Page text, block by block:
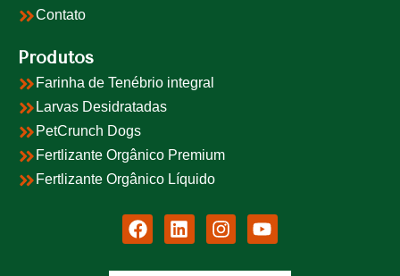
Contato
Produtos
Farinha de Tenébrio integral
Larvas Desidratadas
PetCrunch Dogs
Fertlizante Orgânico Premium
Fertlizante Orgânico Líquido